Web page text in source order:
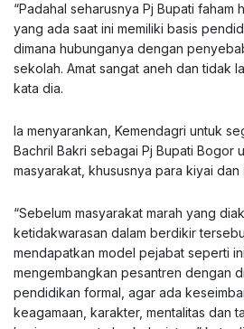
“Padahal seharusnya Pj Bupati faham
yang ada saat ini memiliki basis
dimana hubunganya dengan
sekolah. Amat sangat aneh dan tidak
kata dia.
Ia menyarankan, Kemendagri untuk
Bachril Bakri sebagai Pj Bupati Bogor
masyarakat, khususnya para kiyai dan
“Sebelum masyarakat marah yang
ketidakwarasan dalam berdikir
mendapatkan model pejabat seperti
mengembangkan pesantren dengan
pendidikan formal, agar ada
keagamaan, karakter, mentalitas dan